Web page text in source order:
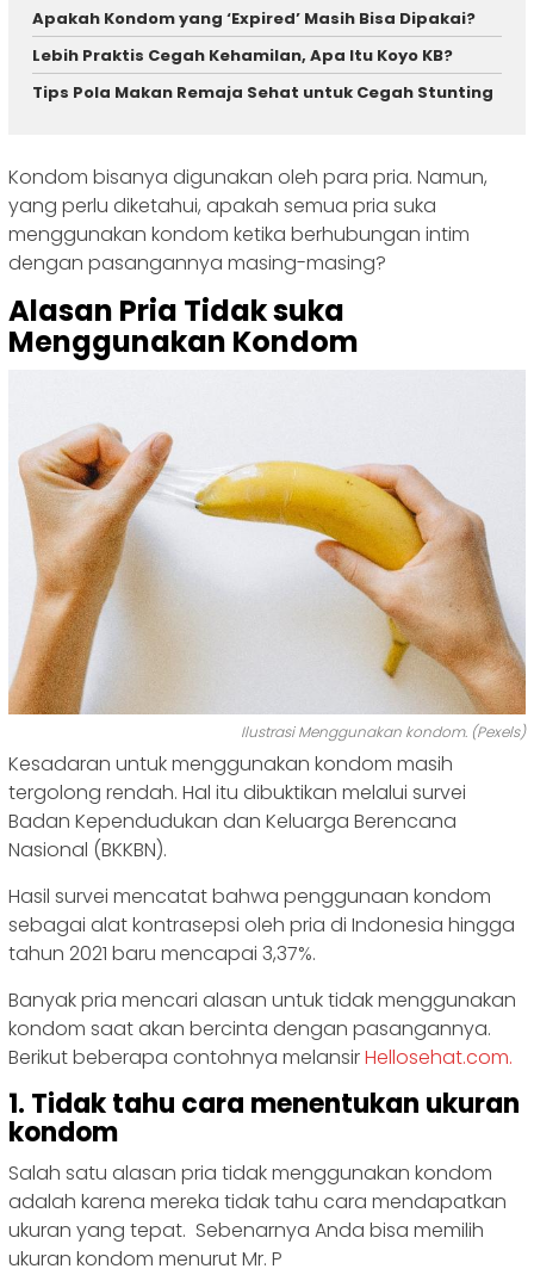
Apakah Kondom yang ‘Expired’ Masih Bisa Dipakai?
Lebih Praktis Cegah Kehamilan, Apa Itu Koyo KB?
Tips Pola Makan Remaja Sehat untuk Cegah Stunting
Kondom bisanya digunakan oleh para pria. Namun,
yang perlu diketahui, apakah semua pria suka
menggunakan kondom ketika berhubungan intim
dengan pasangannya masing-masing?
Alasan Pria Tidak suka
Menggunakan Kondom
Ilustrasi Menggunakan kondom. (Pexels)
Kesadaran untuk menggunakan kondom masih
tergolong rendah. Hal itu dibuktikan melalui survei
Badan Kependudukan dan Keluarga Berencana
Nasional (BKKBN).
Hasil survei mencatat bahwa penggunaan kondom
sebagai alat kontrasepsi oleh pria di Indonesia hingga
tahun 2021 baru mencapai 3,37%.
Banyak pria mencari alasan untuk tidak menggunakan
kondom saat akan bercinta dengan pasangannya.
Berikut beberapa contohnya melansirHellosehat.com.
1. Tidak tahu cara menentukan ukuran
kondom
Salah satu alasan pria tidak menggunakan kondom
adalah karena mereka tidak tahu cara mendapatkan
ukuran yang tepat. Sebenarnya Anda bisa memilih
ukuran kondom menurut Mr. P